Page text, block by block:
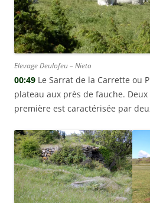
Elevage Deulofeu – Nieto
00:49 Le Sarrat de la Carrette ou
plateau aux près de fauche.
première est caractérisée par